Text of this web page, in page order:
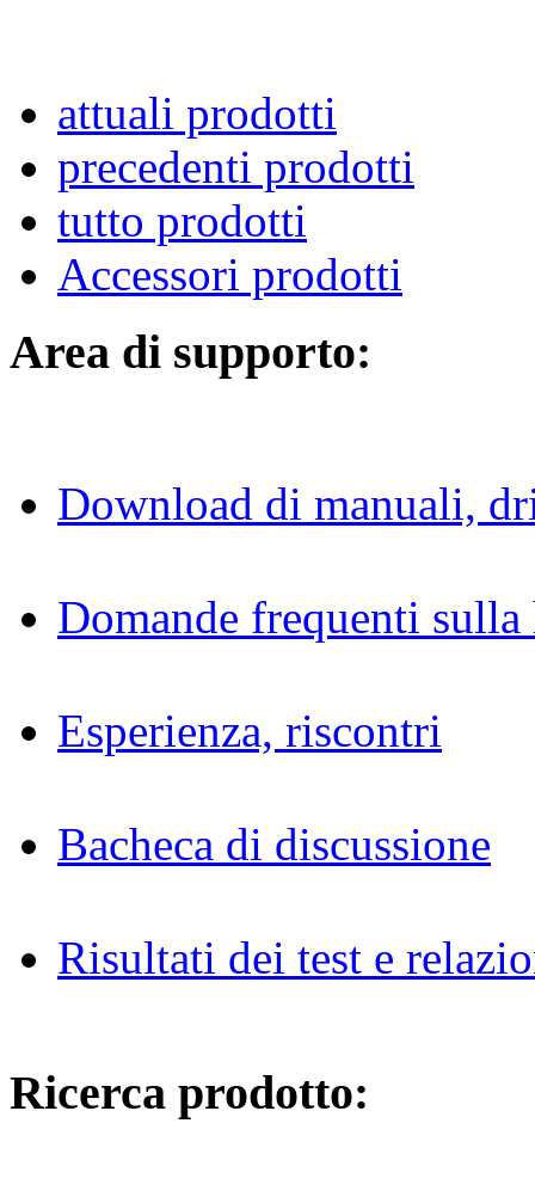
attuali prodotti
precedenti prodotti
tutto prodotti
Accessori prodotti
Area di supporto:
Download di manuali,
Domande frequenti
Esperienza, riscontri
Bacheca di discussione
Risultati dei test e
Ricerca prodotto: